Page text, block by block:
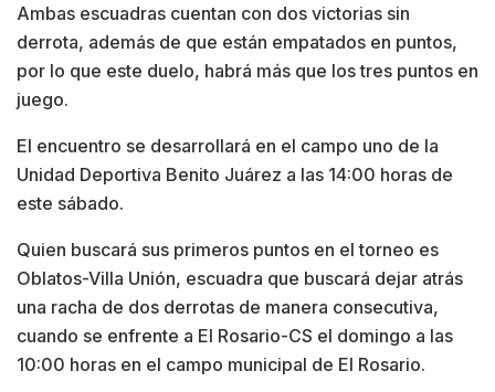
Ambas escuadras cuentan con dos victorias sin
derrota, además de que están empatados en puntos,
por lo que este duelo, habrá más que los tres puntos en
juego.
El encuentro se desarrollará en el campo uno de la
Unidad Deportiva Benito Juárez a las 14:00 horas de
este sábado.
Quien buscará sus primeros puntos en el torneo es
Oblatos-Villa Unión, escuadra que buscará dejar atrás
una racha de dos derrotas de manera consecutiva,
cuando se enfrente a El Rosario-CS el domingo a las
10:00 horas en el campo municipal de El Rosario.